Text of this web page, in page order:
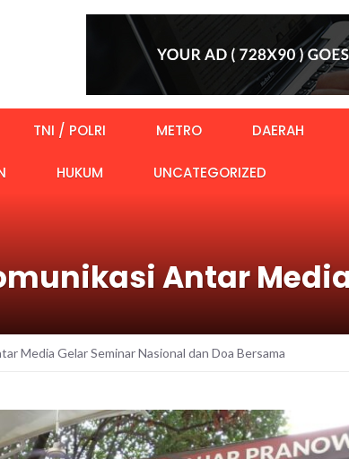
TNI / POLRI METRO DAERAH
HUKUM UNCATEGORIZED
Antar
Media Gelar Seminar Nasional dan Doa Bersama